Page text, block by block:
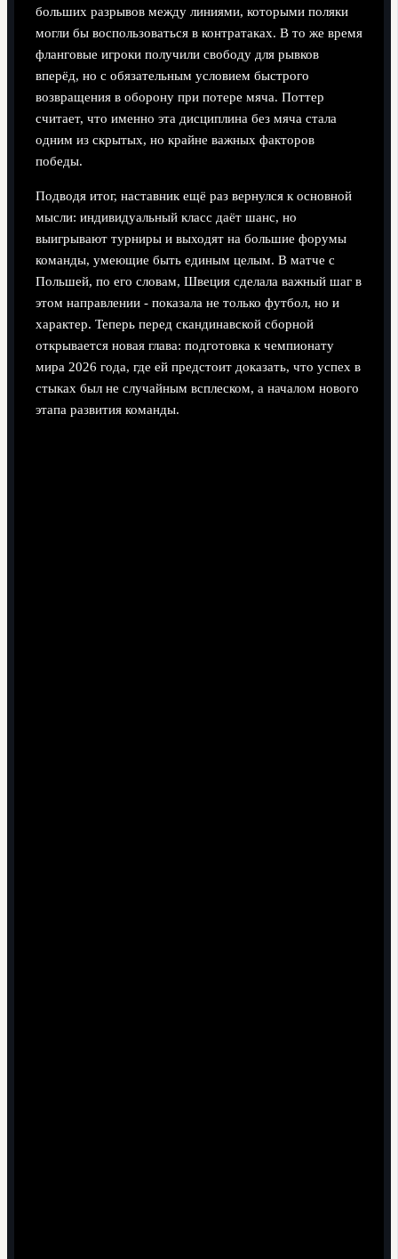
больших разрывов между линиями, которыми поляки
могли бы воспользоваться в контратаках. В то же время
фланговые игроки получили свободу для рывков
вперёд, но с обязательным условием быстрого
возвращения в оборону при потере мяча. Поттер
считает, что именно эта дисциплина без мяча стала
одним из скрытых, но крайне важных факторов
победы.
Подводя итог, наставник ещё раз вернулся к основной
мысли: индивидуальный класс даёт шанс, но
выигрывают турниры и выходят на большие форумы
команды, умеющие быть единым целым. В матче с
Польшей, по его словам, Швеция сделала важный шаг в
этом направлении - показала не только футбол, но и
характер. Теперь перед скандинавской сборной
открывается новая глава: подготовка к чемпионату
мира 2026 года, где ей предстоит доказать, что успех в
стыках был не случайным всплеском, а началом нового
этапа развития команды.